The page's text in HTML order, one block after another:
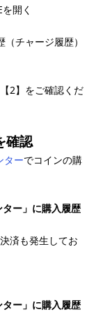
開く
チャージ履歴）
2】をご確認くだ
確認
ターでコインの購
ー」に購入履歴
済も発生してお
ー」に購入履歴